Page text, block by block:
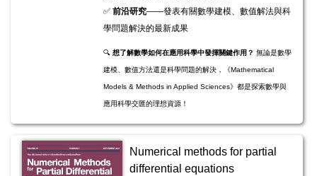
✅ 前沿研究——發表有關數學建模、數值解法與科
學問題解決的最新成果
🔍 想了解數學如何在應用科學中發揮關鍵作用？ 無論是數學
建模、數值方法還是科學問題的解決，《Mathematical
Models & Methods in Applied Sciences》都是探索數學與
應用科學交匯的理想資源！
Numerical methods for partial
differential equations